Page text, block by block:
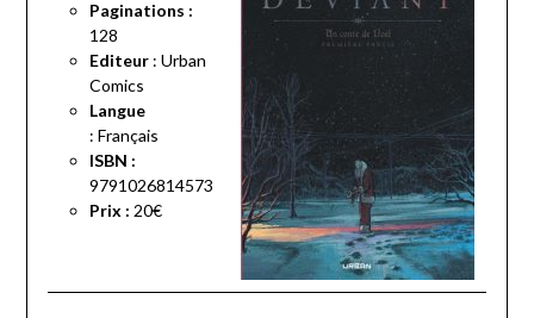
Paginations :
128
Editeur : Urban
Comics
Langue
: Français
ISBN :
9791026814573
Prix : 20€